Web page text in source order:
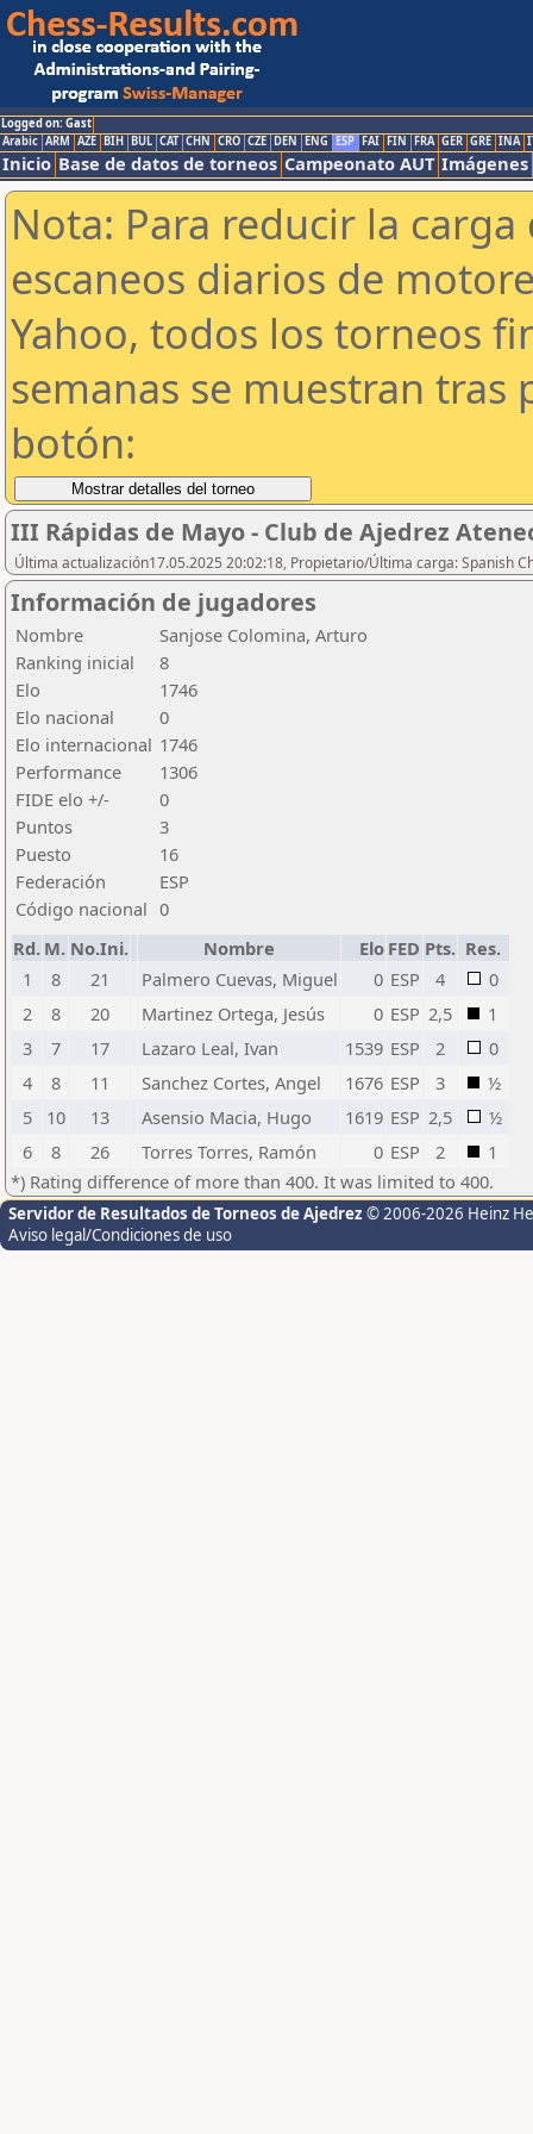
Logged on: Gast
Arabic ARM AZE BIH BUL CAT CHN CRO CZE DEN ENG ESP FAI FIN FRA GER GRE INA
Inicio Base de datos de torneos Campeonato AUT Imágenes
Nota: Para reducir la
escaneos diarios de
Yahoo, todos los torneos
semanas se muestran tras
botón:
III Rápidas de Mayo - Club de Ajedrez
Última actualización17.05.2025 20:02:18, Propietario/Última carga: Spanish
Información de jugadores
Nombre
Sanjose Colomina, Arturo
Ranking inicial
8
Elo
1746
Elo nacional
0
Elo internacional 1746
Performance
1306
FIDE elo +/-
0
Puntos
3
Puesto
16
Federación
ESP
Código nacional 0
Rd. M. No.Ini. Nombre Elo FED Pts. Res.
1
8 21 Palmero Cuevas, Miguel 0 ESP 4
0
2
8 20 Martinez Ortega, Jesús 0 ESP 2,5
1
3
7 17 Lazaro Leal, Ivan 1539 ESP 2
0
4
8 11 Sanchez Cortes, Angel 1676 ESP 3
½
5
10 13 Asensio Macia, Hugo 1619 ESP 2,5
½
6
8 26 Torres Torres, Ramón 0 ESP 2
1
*) Rating difference of more than 400. It was limited to 400.
Servidor de Resultados de Torneos de Ajedrez © 2006-2026 Heinz
Aviso legal/Condiciones de uso